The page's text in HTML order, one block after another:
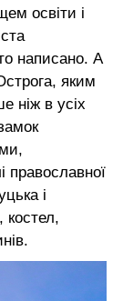
освіти і
написано. А
яким
ніж в усіх
православної
і
костел,